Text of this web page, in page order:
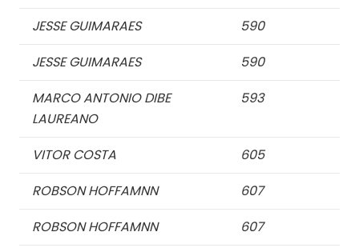
JESSE GUIMARAES
590
JESSE GUIMARAES
590
MARCO ANTONIO DIBE
LAUREANO
593
VITOR COSTA
605
ROBSON HOFFAMNN
607
ROBSON HOFFAMNN
607